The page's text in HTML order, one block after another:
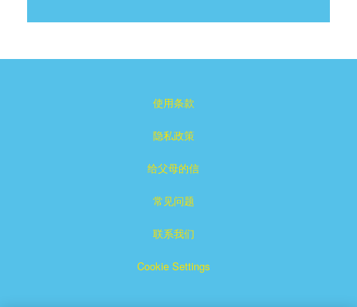
使用条款
隐私政策
给父母的信
常见问题
联系我们
Cookie Settings